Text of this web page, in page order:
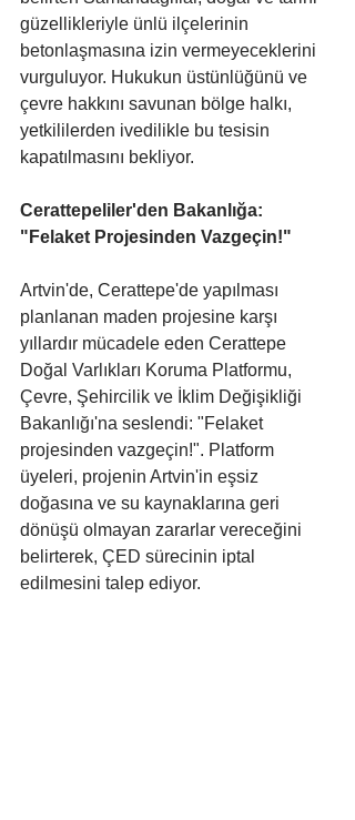
güzellikleriyle ünlü ilçelerinin
betonlaşmasına izin vermeyeceklerini
vurguluyor. Hukukun üstünlüğünü ve
çevre hakkını savunan bölge halkı,
yetkililerden ivedilikle bu tesisin
kapatılmasını bekliyor.
Cerattepeliler'den Bakanlığa:
"Felaket Projesinden Vazgeçin!"
Artvin'de, Cerattepe'de yapılması
planlanan maden projesine karşı
yıllardır mücadele eden Cerattepe
Doğal Varlıkları Koruma Platformu,
Çevre, Şehircilik ve İklim Değişikliği
Bakanlığı'na seslendi: "Felaket
projesinden vazgeçin!". Platform
üyeleri, projenin Artvin'in eşsiz
doğasına ve su kaynaklarına geri
dönüşü olmayan zararlar vereceğini
belirterek, ÇED sürecinin iptal
edilmesini talep ediyor.